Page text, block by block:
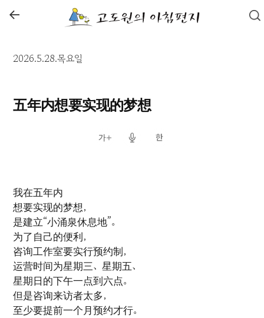
←
2026.5.28.목요일
五年内想要实现的梦想
我在五年内
想要实现的梦想，
是建立“小涌泉休息地”。
为了自己的便利，
咨询工作室要实行预约制，
运营时间为星期三、星期五、
星期日的下午一点到六点。
但是咨询来访者太多，
至少要提前一个月预约才行。